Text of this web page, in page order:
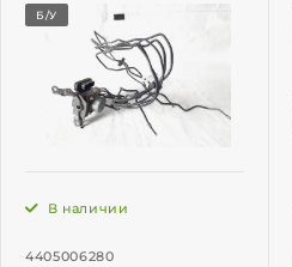
Б/У
4405006280
В наличии